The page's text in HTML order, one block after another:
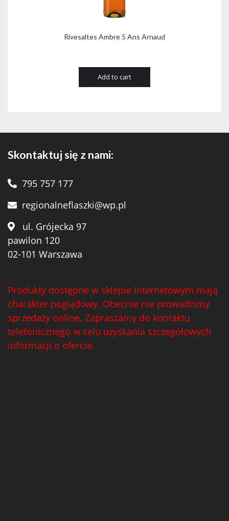
Rivesaltes Ambre 5 Ans Arnaud
Add to cart
Skontaktuj się z nami:
795 757 177
regionalneflaszki@wp.pl
ul. Grójecka 97
pawilon 120
02-101 Warszawa
Produkty dostępne w sklepie internetowym mają
charakter poglądowy. Obecnie nie prowadzimy
sprzedaży online. Zapraszamy do kontaktu
telefonicznego w celu uzyskania szczegółowych
informacji o ofercie.